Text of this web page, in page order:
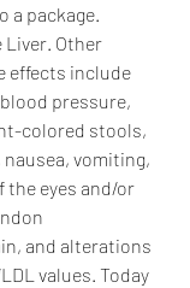
a package.
Other
effects include
pressure,
colored stools,
vomiting,
the eyes and/or
and alterations
values. Today